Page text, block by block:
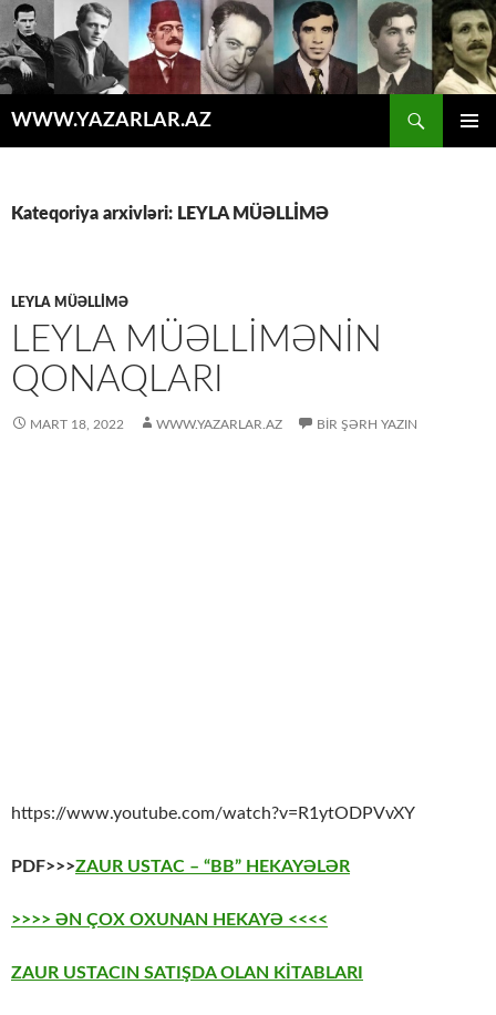
WWW.YAZARLAR.AZ
Kateqoriya arxivləri: LEYLA MÜƏLLİMƏ
LEYLA MÜƏLLİMƏ
LEYLA MÜƏLLİMƏNİN
QONAQLARI
MART 18, 2022 WWW.YAZARLAR.AZ BIR ŞƏRH YAZIN
https://www.youtube.com/watch?v=R1ytODPVvXY
PDF>>>ZAUR USTAC – “BB” HEKAYƏLƏR
>>>> ƏN ÇOX OXUNAN HEKAYƏ <<<<
ZAUR USTACIN SATIŞDA OLAN KİTABLARI